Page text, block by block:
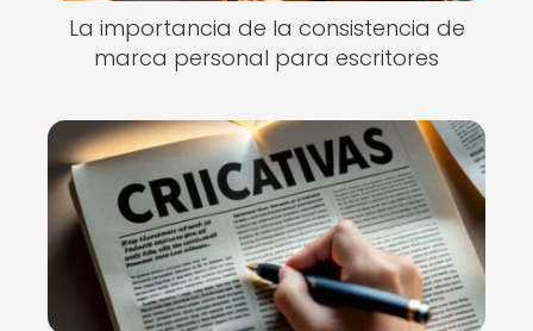
La importancia de la consistencia de
marca personal para escritores